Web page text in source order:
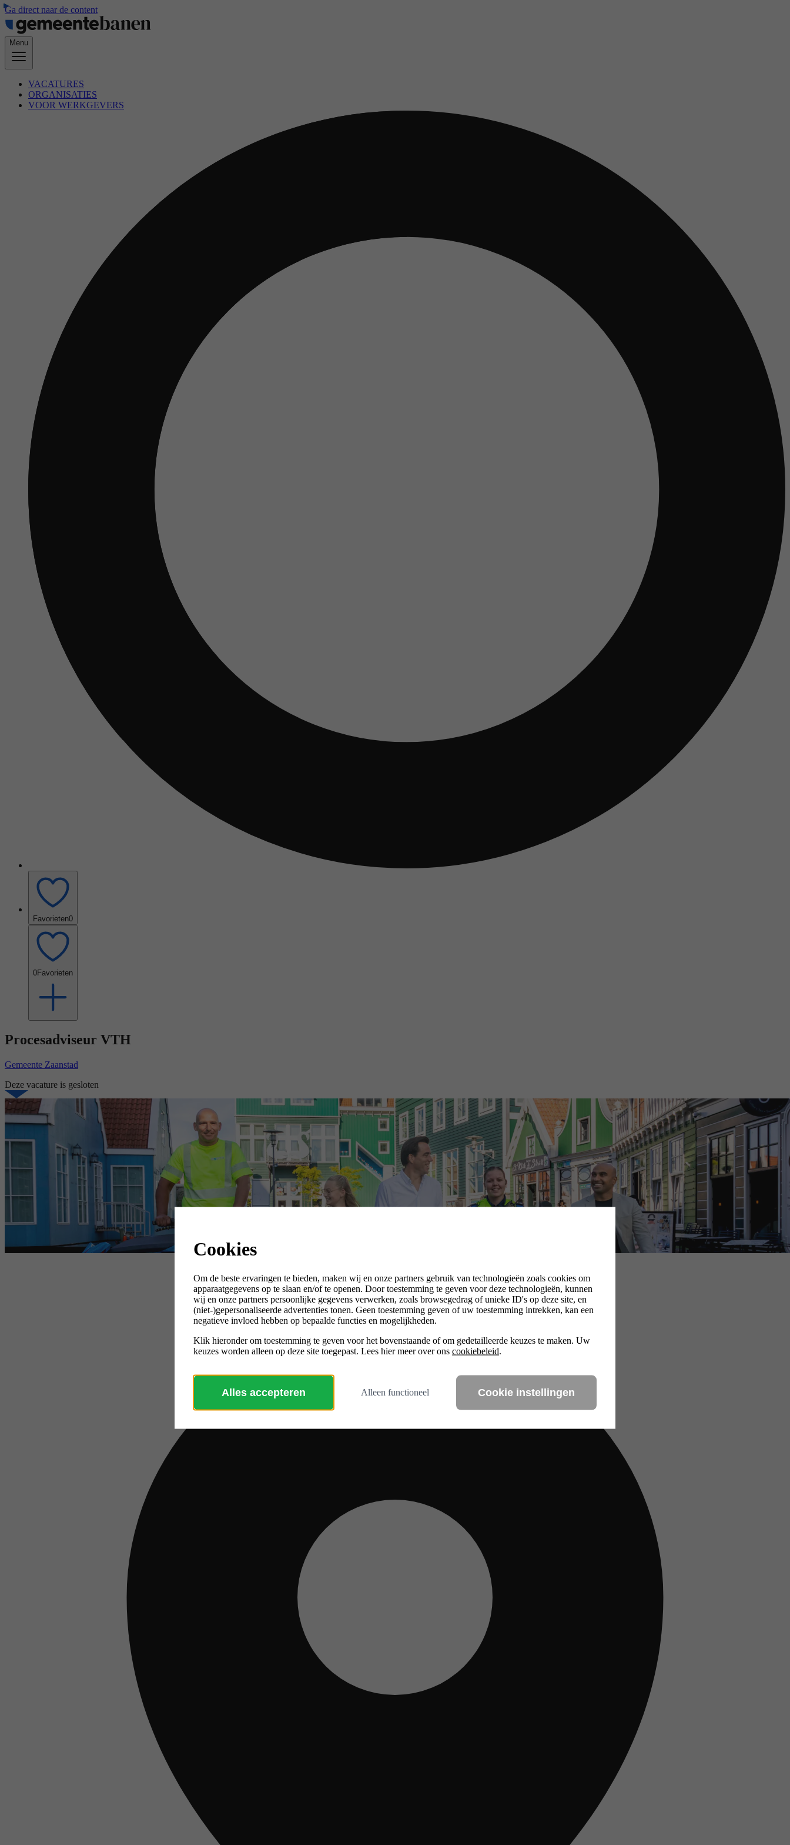
Ga direct naar de content
Menu
VACATURES
ORGANISATIES
VOOR WERKGEVERS
Favorieten0
0Favorieten
Procesadviseur VTH
Gemeente Zaanstad
Deze vacature is gesloten
Cookies
Om de beste ervaringen te bieden, maken wij en onze partners gebruik van technologieën zoals cookies om
apparaatgegevens op te slaan en/of te openen. Door toestemming te geven voor deze technologieën, kunnen
wij en onze partners persoonlijke gegevens verwerken, zoals browsegedrag of unieke ID's op deze site, en
(niet-)gepersonaliseerde advertenties tonen. Geen toestemming geven of uw toestemming intrekken, kan een
negatieve invloed hebben op bepaalde functies en mogelijkheden.
Klik hieronder om toestemming te geven voor het bovenstaande of om gedetailleerde keuzes te maken. Uw
keuzes worden alleen op deze site toegepast. Lees hier meer over ons cookiebeleid.
Alles accepteren Alleen functioneel Cookie instellingen